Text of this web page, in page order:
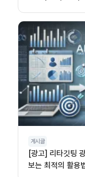
게시글
[광고] 리타깃팅
보는 최적의 활용